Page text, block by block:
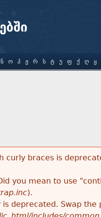
curly braces is
you mean to use
).
deprecated. Swap the
Ნ Ო Პ Ჟ Რ Ს Ტ Უ Ფ Ქ Ღ Ყ